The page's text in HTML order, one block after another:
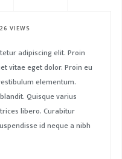
VIEWS
adipiscing elit. Proin
vitae eget dolor. Proin eu
elementum.
Quisque varius
libero. Curabitur
id neque a nibh